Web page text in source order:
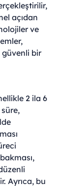
açıdan
ve
bir
2 ila 6
Ayrıca, bu